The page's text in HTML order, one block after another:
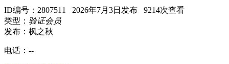
ID编号：2807511 2026年7月3日发布 9214次查看
类型： 验证会员
发布：枫之秋
电话： --